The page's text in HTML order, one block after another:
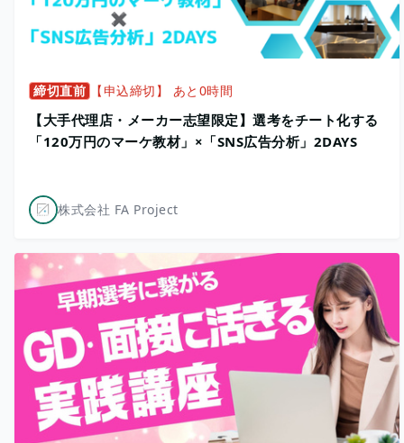
締切直前 【申込締切】 あと0時間
【大手代理店・メーカー志望限定】選考をチート化する
「120万円のマーケ教材」×「SNS広告分析」2DAYS
株式会社 FA Project